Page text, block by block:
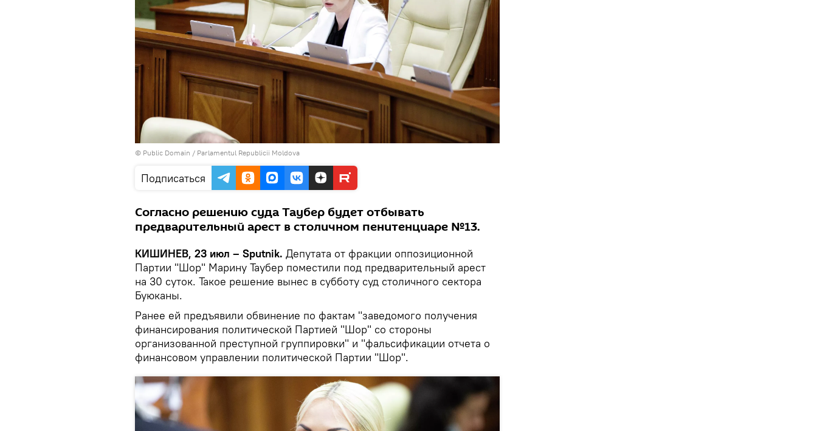
© Public Domain / Parlamentul Republicii Moldova
Подписаться
Согласно решению суда Таубер будет отбывать
предварительный арест в столичном пенитенциаре №13.
КИШИНЕВ, 23 июл – Sputnik. Депутата от фракции оппозиционной
Партии "Шор" Марину Таубер поместили под предварительный арест
на 30 суток. Такое решение вынес в субботу суд столичного сектора
Буюканы.
Ранее ей предъявили обвинение по фактам "заведомого получения
финансирования политической Партией "Шор" со стороны
организованной преступной группировки" и "фальсификации отчета о
финансовом управлении политической Партии "Шор".